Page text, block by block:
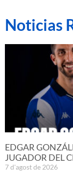
Noticias
EDGAR
JUGADOR DEL
7 d'agost de 2026